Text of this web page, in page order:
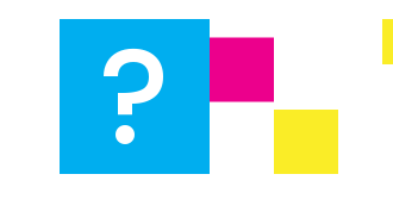
?